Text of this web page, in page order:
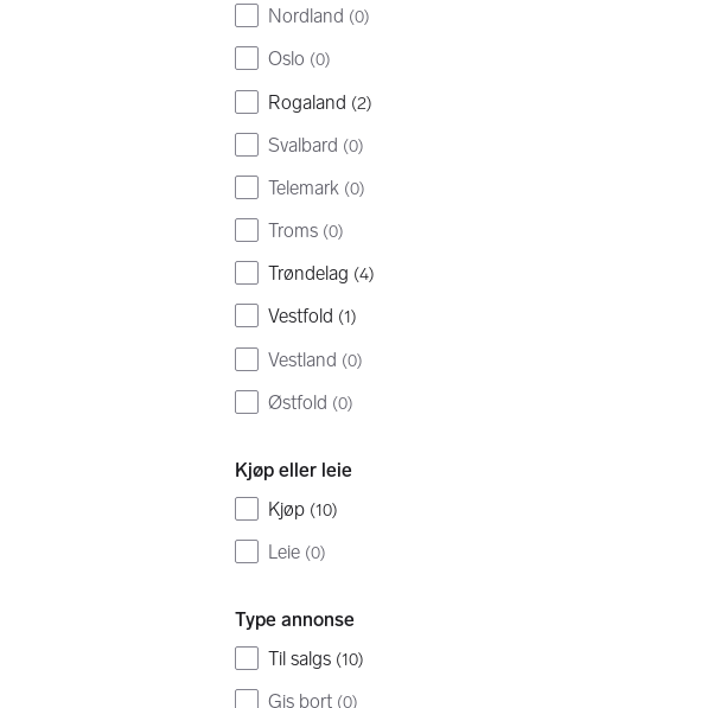
Nordland (0)
Oslo (0)
Rogaland (2)
Svalbard (0)
Telemark (0)
Troms (0)
Trøndelag (4)
Vestfold (1)
Vestland (0)
Østfold (0)
Kjøp eller leie
Kjøp (10)
Leie (0)
Type annonse
Til salgs (10)
Gis bort (0)